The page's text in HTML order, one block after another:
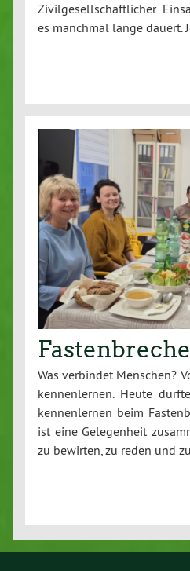
Zivilgesellschaftlicher
es manchmal lange dauert.
Was verbindet Menschen?
kennenlernen. Heute
kennenlernen beim
ist eine Gelegenheit
zu bewirten, zu reden und